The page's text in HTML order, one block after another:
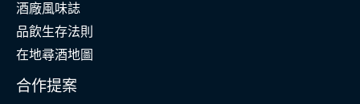
酒廠風味誌
品飲生存法則
在地尋酒地圖
合作提案